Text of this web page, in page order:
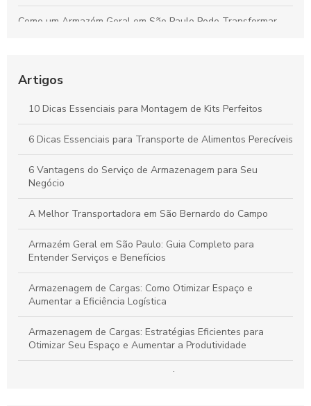
Como um Armazém Geral em São Paulo Pode Transformar
Perecíveis: Tudo que Você Deve Conhecer
Por que a Montagem Profissional de Kits é Essencial para
Durabilidade e Eficiência dos Seus Produtos
Vantagens do Transporte de Carga Dedicada para Otimizar
Seu Negócio
Artigos
10 Dicas Essenciais para Montagem de Kits Perfeitos
6 Dicas Essenciais para Transporte de Alimentos Perecíveis
6 Vantagens do Serviço de Armazenagem para Seu
Negócio
A Melhor Transportadora em São Bernardo do Campo
Armazém Geral em São Paulo: Guia Completo para
Entender Serviços e Benefícios
Armazenagem de Cargas: Como Otimizar Espaço e
Aumentar a Eficiência Logística
Armazenagem de Cargas: Estratégias Eficientes para
Otimizar Seu Espaço e Aumentar a Produtividade
Armazenagem de cargas: estratégias eficientes para